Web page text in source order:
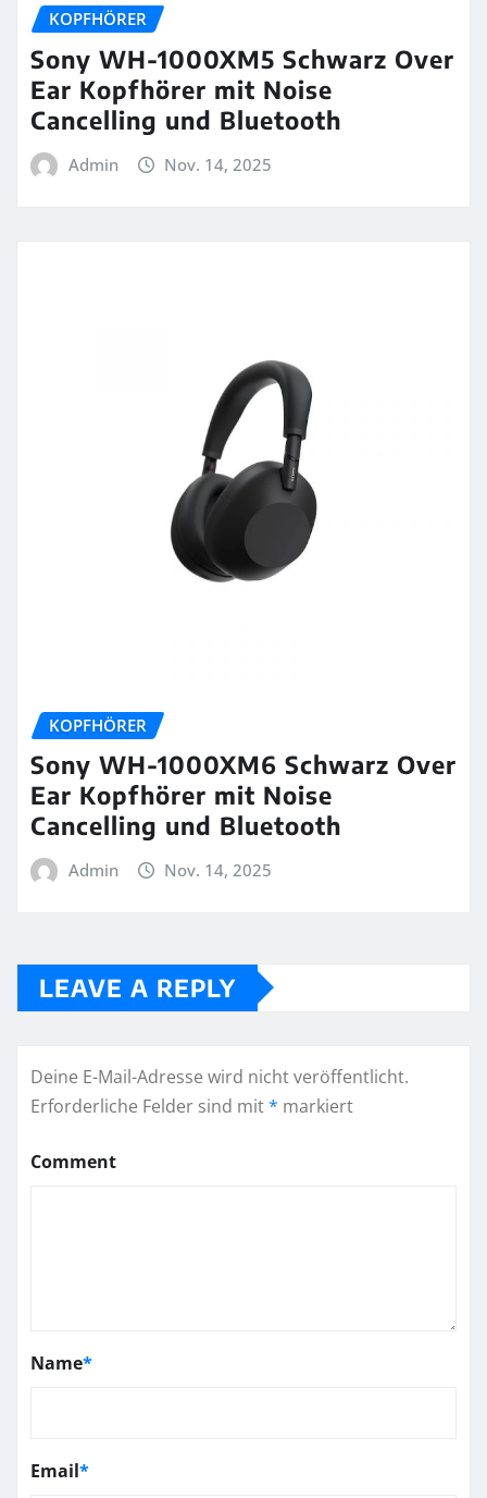
KOPFHÖRER
Sony WH-1000XM5 Schwarz Over
Ear Kopfhörer mit Noise
Cancelling und Bluetooth
Admin Nov. 14, 2025
KOPFHÖRER
Sony WH-1000XM6 Schwarz Over
Ear Kopfhörer mit Noise
Cancelling und Bluetooth
Admin Nov. 14, 2025
LEAVE A REPLY
Deine E-Mail-Adresse wird nicht veröffentlicht.
Erforderliche Felder sind mit* markiert
Comment
Name*
Email*